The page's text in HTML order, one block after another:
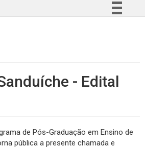
Legislação
- Edital
de Pós-Graduação em Ensino de
pública a presente chamada e